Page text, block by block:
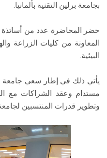
بجامعة برلين التقنية بألمانيا.
حضر المحاضرة عدد من
المعاونة من كليات الزراعة
البيئية.
يأتي ذلك في إطار سعي
مستدام وعقد الشراكات مع
وتطوير قدرات المنتسبين